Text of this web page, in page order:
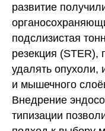
развитие
подслизистая
резекция
удалять опухоли,
и мышечного
Внедрение
типизации